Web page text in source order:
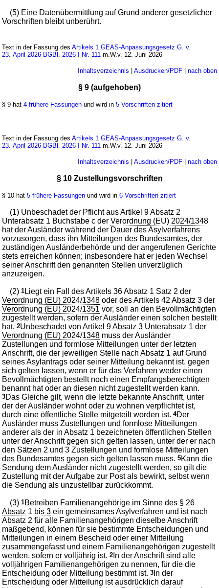
(5) Eine Datenübermittlung auf Grund anderer gesetzlicher
Vorschriften bleibt unberührt.
Text in der Fassung desArtikels 1 GEAS-Anpassungsgesetz G. v.
23. April 2026 BGBl. 2026 I Nr. 111 m.W.v. 12. Juni 2026
Inhaltsverzeichnis Ausdrucken/PDF| nach oben
§ 9 (aufgehoben)
§ 9 hat4 frühere Fassungen und wird in5 Vorschriften zitiert
Text in der Fassung desArtikels 1 GEAS-Anpassungsgesetz G. v.
23. April 2026 BGBl. 2026 I Nr. 111 m.W.v. 12. Juni 2026
Inhaltsverzeichnis Ausdrucken/PDF| nach oben
§ 10 Zustellungsvorschriften
§ 10 hat5 frühere Fassungen und wird in6 Vorschriften zitiert
(1) Unbeschadet der Pflicht aus Artikel 9 Absatz 2
Unterabsatz 1 Buchstabe c derVerordnung (EU) 2024/1348
hat der Ausländer während der Dauer des Asylverfahrens
vorzusorgen, dass ihn Mitteilungen des Bundesamtes, der
zuständigen Ausländerbehörde und der angerufenen Gerichte
stets erreichen können; insbesondere hat er jeden Wechsel
seiner Anschrift den genannten Stellen unverzüglich
anzuzeigen.
(2)1 Liegt ein Fall des Artikels 36 Absatz 1 Satz 2 der
Verordnung (EU) 2024/1348 oder des Artikels 42 Absatz 3 der
Verordnung (EU) 2024/1351 vor, soll an den Bevollmächtigten
zugestellt werden, sofern der Ausländer einen solchen bestellt
hat.2Unbeschadet von Artikel 9 Absatz 3 Unterabsatz 1 der
Verordnung (EU) 2024/1348 muss der Ausländer
Zustellungen und formlose Mitteilungen unter der letzten
Anschrift, die der jeweiligen Stelle nach Absatz 1 auf Grund
seines Asylantrags oder seiner Mitteilung bekannt ist, gegen
sich gelten lassen, wenn er für das Verfahren weder einen
Bevollmächtigten bestellt noch einen Empfangsberechtigten
benannt hat oder an diesen nicht zugestellt werden kann.
3Das Gleiche gilt, wenn die letzte bekannte Anschrift, unter
der der Ausländer wohnt oder zu wohnen verpflichtet ist,
durch eine öffentliche Stelle mitgeteilt worden ist.4Der
Ausländer muss Zustellungen und formlose Mitteilungen
anderer als der in Absatz 1 bezeichneten öffentlichen Stellen
unter der Anschrift gegen sich gelten lassen, unter der er nach
den Sätzen 2 und 3 Zustellungen und formlose Mitteilungen
des Bundesamtes gegen sich gelten lassen muss.5Kann die
Sendung dem Ausländer nicht zugestellt werden, so gilt die
Zustellung mit der Aufgabe zur Post als bewirkt, selbst wenn
die Sendung als unzustellbar zurückkommt.
(3)1Betreiben Familienangehörige im Sinne des § 26
Absatz 1 bis 3 ein gemeinsames Asylverfahren und ist nach
Absatz 2 für alle Familienangehörigen dieselbe Anschrift
maßgebend, können für sie bestimmte Entscheidungen und
Mitteilungen in einem Bescheid oder einer Mitteilung
zusammengefasst und einem Familienangehörigen zugestellt
werden, sofern er volljährig ist.2 In der Anschrift sind alle
volljährigen Familienangehörigen zu nennen, für die die
Entscheidung oder Mitteilung bestimmt ist.3 In der
Entscheidung oder Mitteilung ist ausdrücklich darauf